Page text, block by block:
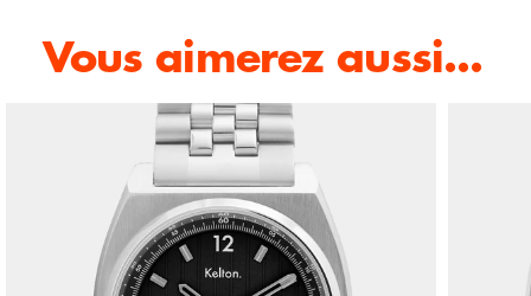
Vous aimerez aussi...